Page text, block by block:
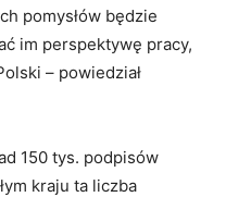
pomysłów będzie
im perspektywę pracy,
– powiedział
150 tys. podpisów
kraju ta liczba